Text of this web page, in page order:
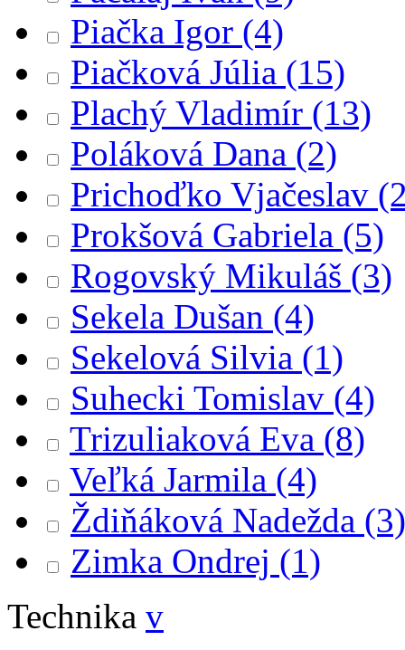
Piačka Igor (4)
Piačková Júlia (15)
Plachý Vladimír (13)
Poláková Dana (2)
Prichoďko Vjačeslav
Prokšová Gabriela (5)
Rogovský Mikuláš (3)
Sekela Dušan (4)
Sekelová Silvia (1)
Suhecki Tomislav (4)
Trizuliaková Eva (8)
Veľká Jarmila (4)
Ždiňáková Nadežda (3)
Zimka Ondrej (1)
Technika v